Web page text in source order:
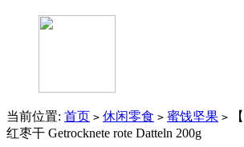
当前位置: 首页 > 休闲零食 > 蜜饯坚果 >
红枣干 Getrocknete rote Datteln 200g